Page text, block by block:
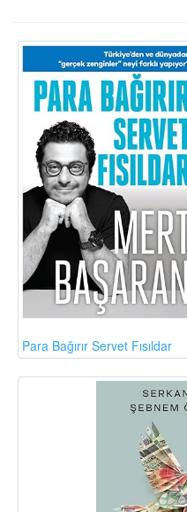
Para Bağırır Servet Fısıldar